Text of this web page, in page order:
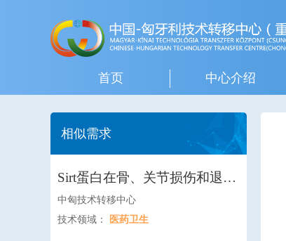
首页 中心介绍
相似需求
Sirt蛋白在骨、关节损伤和退变
中的作用和机制研究
中匈技术转移中心
技术领域：
医药卫生